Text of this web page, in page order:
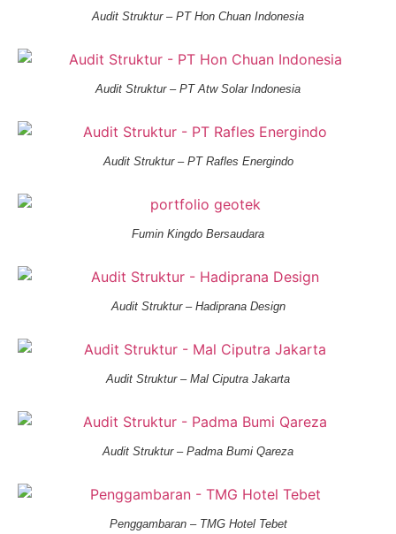
Audit Struktur – PT Hon Chuan Indonesia
Audit Struktur – PT Atw Solar Indonesia
Audit Struktur – PT Rafles Energindo
Fumin Kingdo Bersaudara
Audit Struktur – Hadiprana Design
Audit Struktur – Mal Ciputra Jakarta
Audit Struktur – Padma Bumi Qareza
Penggambaran – TMG Hotel Tebet